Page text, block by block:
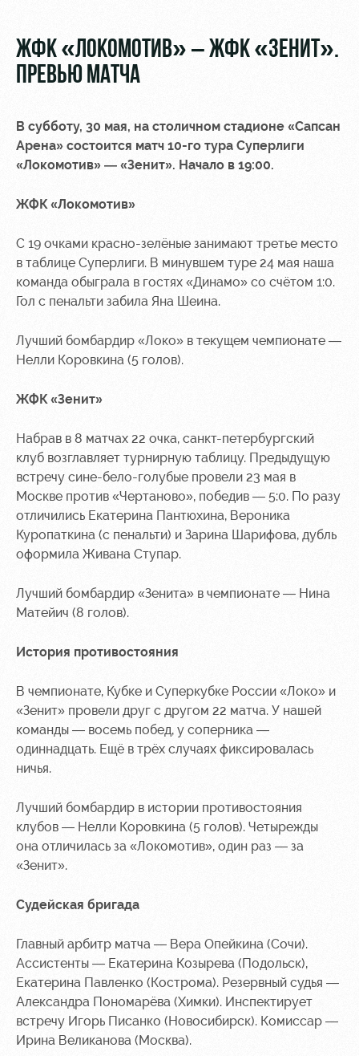
Фото
Места для
МГН
Арена
мероприятий
Аренда
полей
Аренда
площадей
дворец
Занятия
Старт
Академия
Как
Руководство
Банковская
карта
«Локомотив»
Парковка
Программа
лояльности
Информация
для
болельщиков
МГН
ЖФК «ЛОКОМОТИВ» – ЖФК «ЗЕНИТ».
ПРЕВЬЮ МАТЧА
В субботу, 30 мая, на столичном стадионе «Сапсан
Арена» состоится матч 10-го тура Суперлиги
«Локомотив» — «Зенит». Начало в 19:00.
ЖФК «Локомотив»
С 19 очками красно-зелёные занимают третье место
в таблице Суперлиги. В минувшем туре 24 мая наша
команда обыграла в гостях «Динамо» со счётом 1:0.
Гол с пенальти забила Яна Шеина.
Лучший бомбардир «Локо» в текущем чемпионате —
Нелли Коровкина (5 голов).
ЖФК «Зенит»
Набрав в 8 матчах 22 очка, санкт-петербургский
клуб возглавляет турнирную таблицу. Предыдущую
встречу сине-бело-голубые провели 23 мая в
Москве против «Чертаново», победив — 5:0. По разу
отличились Екатерина Пантюхина, Вероника
Куропаткина (с пенальти) и Зарина Шарифова, дубль
оформила Живана Ступар.
Лучший бомбардир «Зенита» в чемпионате — Нина
Матейич (8 голов).
История противостояния
В чемпионате, Кубке и Суперкубке России «Локо» и
«Зенит» провели друг с другом 22 матча. У нашей
команды — восемь побед, у соперника —
одиннадцать. Ещё в трёх случаях фиксировалась
ничья.
Лучший бомбардир в истории противостояния
клубов — Нелли Коровкина (5 голов). Четырежды
она отличилась за «Локомотив», один раз — за
«Зенит».
Судейская бригада
Главный арбитр матча — Вера Опейкина (Сочи).
Ассистенты — Екатерина Козырева (Подольск),
Екатерина Павленко (Кострома). Резервный судья —
Александра Пономарёва (Химки). Инспектирует
встречу Игорь Писанко (Новосибирск). Комиссар —
Ирина Великанова (Москва).